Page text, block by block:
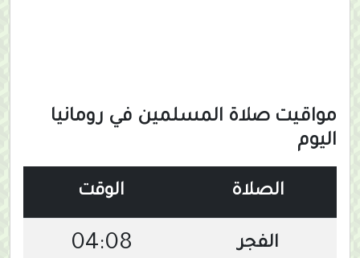
مواقيت صلاة المسلمين في رومانيا
اليوم
الصلاة الوقت
الفجر 04:08